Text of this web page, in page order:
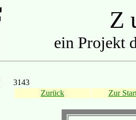
Z
ein Projekt
3143
Zurück
Zur